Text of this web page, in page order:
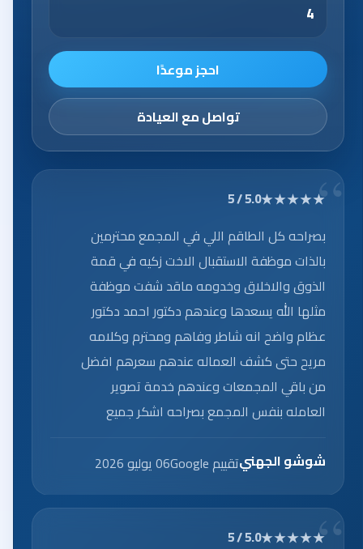
4
احجز موعدًا
تواصل مع العيادة
★★★★★
5.0 / 5
بصراحه كل الطاقم اللي في المجمع محترمين
بالذات موظفة الاستقبال الاخت زكيه في قمة
الذوق والاخلاق وخدومه ماقد شفت موظفة
مثلها الله يسعدها وعندهم دكتور احمد دكتور
عظام واضح انه شاطر وفاهم ومحترم وكلامه
مريح حتى كشف العماله عندهم سعرهم افضل
من باقي المجمعات وعندهم خدمة تصوير
العامله بنفس المجمع بصراحه اشكر جميع
شوشو الجهنيتقييم Google 06 يوليو 2026
★★★★★
5.0 / 5